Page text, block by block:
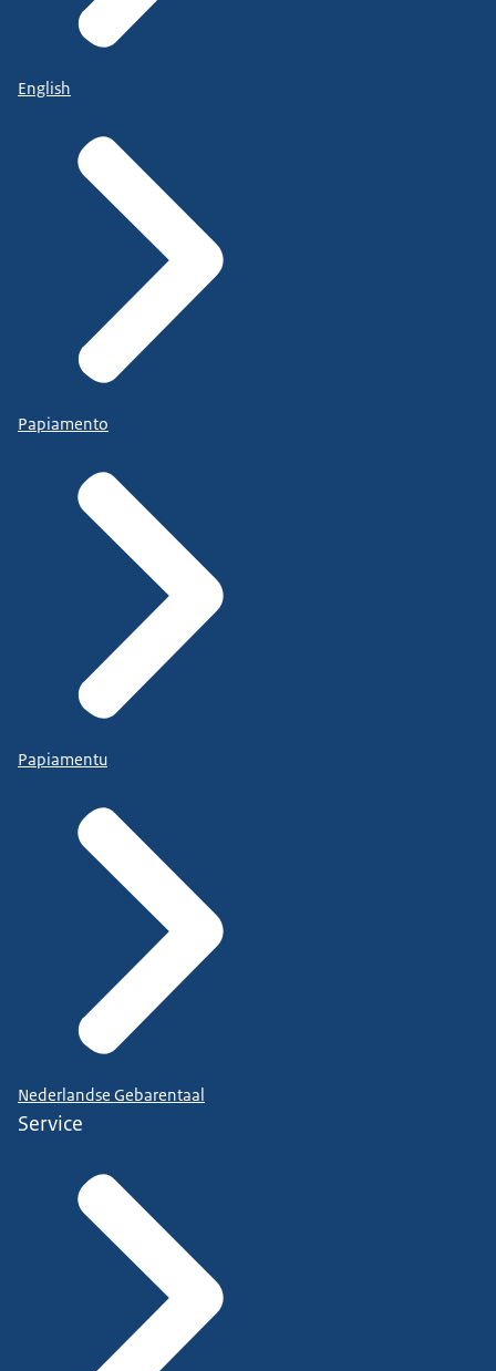
English
Papiamento
Papiamentu
Nederlandse Gebarentaal
Service